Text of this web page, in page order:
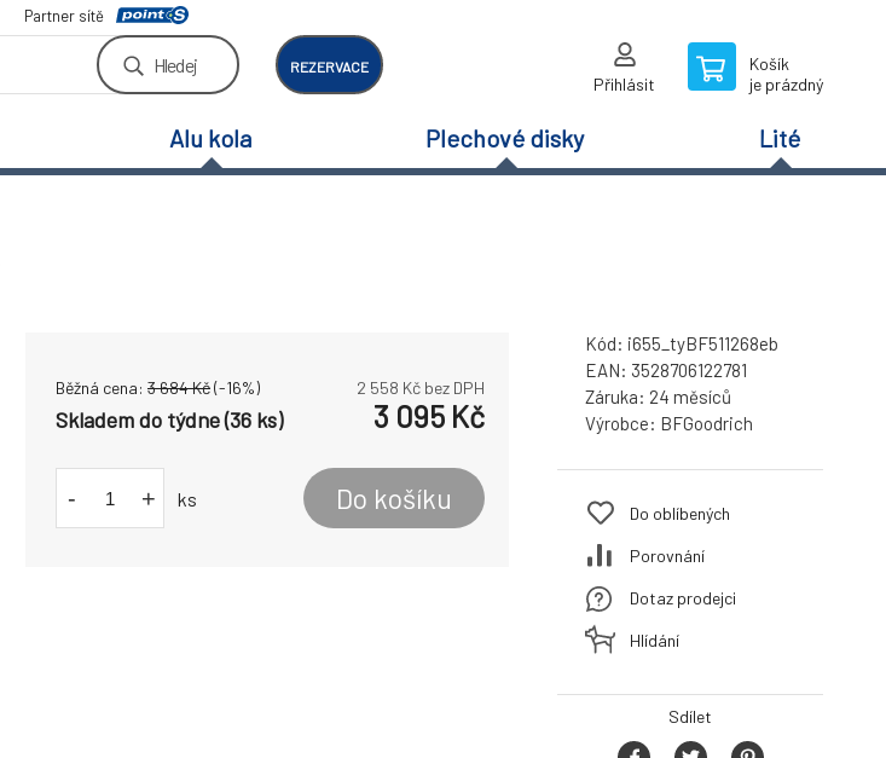
Partner sítě
Hledej REZERVACE
Přihlásit
Košík
je prázdný
Alu kola Plechové disky Lité
Běžná cena: 3 684Kč(-16%) 2 558 Kč bez DPH
Skladem do týdne (36 ks) 3 095 Kč
- + ks Do košíku
Kód: i655_tyBF511268eb
EAN: 3528706122781
Záruka: 24 měsíců
Výrobce: BFGoodrich
Do oblíbených
Porovnání
Dotaz prodejci
Hlídání
Sdílet